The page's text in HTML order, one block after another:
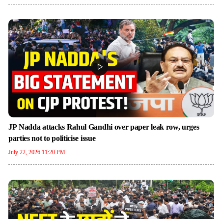
JP Nadda attacks Rahul Gandhi over paper leak row, urges
parties not to politicise issue
July 22, 2026 11:20 PM